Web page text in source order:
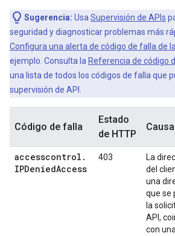
Sugerencia: Usa Supervisión de APIs
seguridad y diagnosticar problemas más
Configura una alerta de código de falla de
ejemplo. Consulta la Referencia de código
una lista de todos los códigos de falla que
supervisión de API.
Código de falla
Estado
de HTTP
Causa
accesscontrol .
IPDeniedAccess
403
La
del
una
que se
la
API,
con una